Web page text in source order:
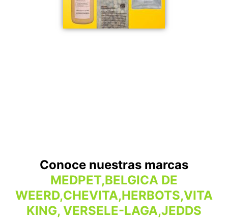
Conoce nuestras marcas
MEDPET,BELGICA DE
WEERD,CHEVITA,HERBOTS,VITA
KING, VERSELE-LAGA,JEDDS